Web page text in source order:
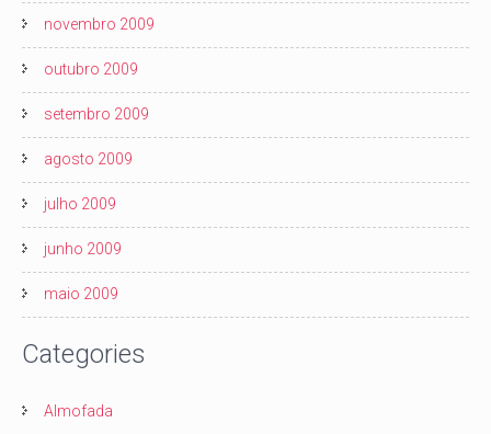
novembro 2009
outubro 2009
setembro 2009
agosto 2009
julho 2009
junho 2009
maio 2009
Categories
Almofada